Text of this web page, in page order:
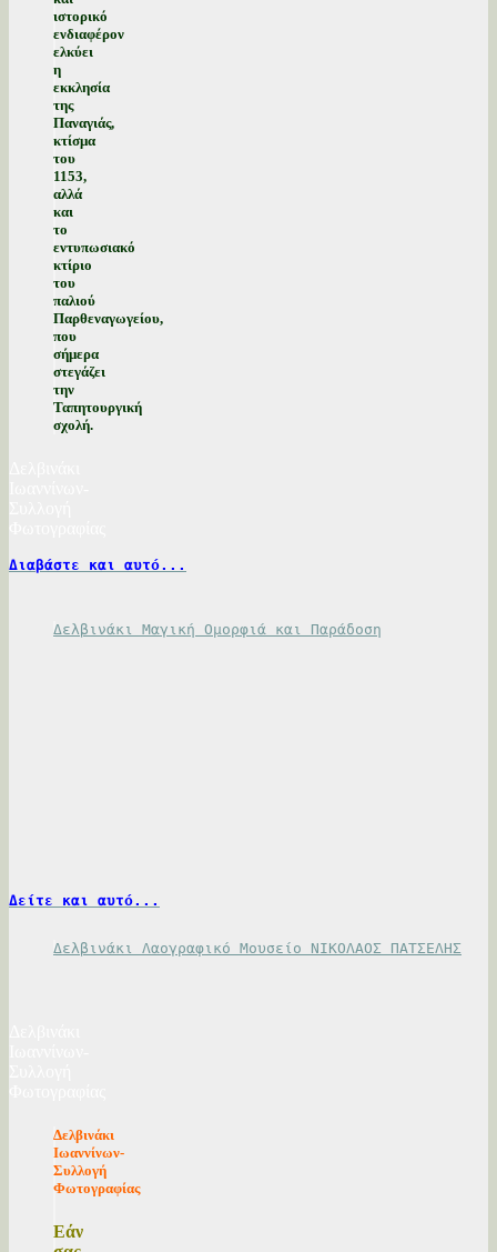
ιστορικό
ενδιαφέρον
ελκύει
η
εκκλησία
της
Παναγιάς,
κτίσμα
του
1153,
αλλά
και
το
εντυπωσιακό
κτίριο
του
παλιού
Παρθεναγωγείου,
που
σήμερα
στεγάζει
την
Ταπητουργική
σχολή.
Διαβάστε και αυτό...
Δελβινάκι Μαγική Ομορφιά και Παράδοση
Δείτε και αυτό...
Δελβινάκι Λαογραφικό Μουσείο ΝΙΚΟΛΑΟΣ ΠΑΤΣΕΛΗΣ
Δελβινάκι
Ιωαννίνων-
Συλλογή
Φωτογραφίας
Εάν